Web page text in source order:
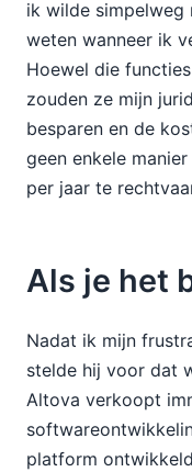
ik wilde simpelweg
weten wanneer ik
Hoewel die
zouden ze mijn
besparen en de
geen enkele
per jaar te
Als je het
Nadat ik mijn
stelde hij voor dat
Altova verkoopt
platform